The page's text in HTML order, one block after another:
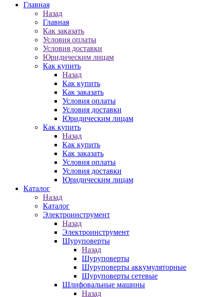
Главная
Назад
Главная
Как заказать
Условия оплаты
Условия доставки
Юридическим лицам
Как купить
Назад
Как купить
Как заказать
Условия оплаты
Условия доставки
Юридическим лицам
Как купить
Назад
Как купить
Как заказать
Условия оплаты
Условия доставки
Юридическим лицам
Каталог
Назад
Каталог
Электроинструмент
Назад
Электроинструмент
Шуруповерты
Назад
Шуруповерты
Шуруповерты аккумуляторные
Шуруповерты сетевые
Шлифовальные машины
Назад